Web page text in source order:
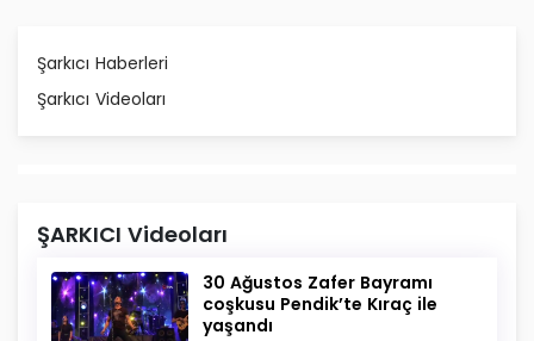
Şarkıcı Haberleri
Şarkıcı Videoları
ŞARKICI Videoları
30 Ağustos Zafer Bayramı
coşkusu Pendik’te Kıraç ile
yaşandı